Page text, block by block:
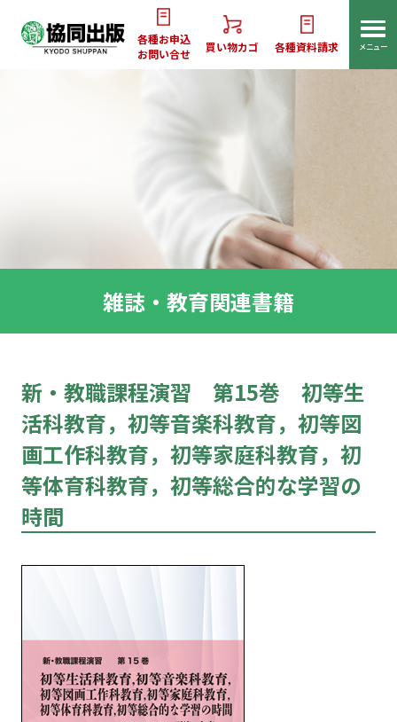
各種お申込
お問い合せ
買い物カゴ 各種資料請求 メニュー
雑誌・教育関連書籍
新・教職課程演習 第15巻 初等生
活科教育，初等音楽科教育，初等図
画工作科教育，初等家庭科教育，初
等体育科教育，初等総合的な学習の
時間